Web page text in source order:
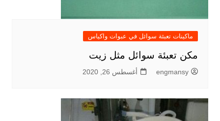
ماكينات تعبئة سوائل في عبوات واكياس
مكن تعبئة سوائل مثل زيت
engmansy أغسطس 26, 2020